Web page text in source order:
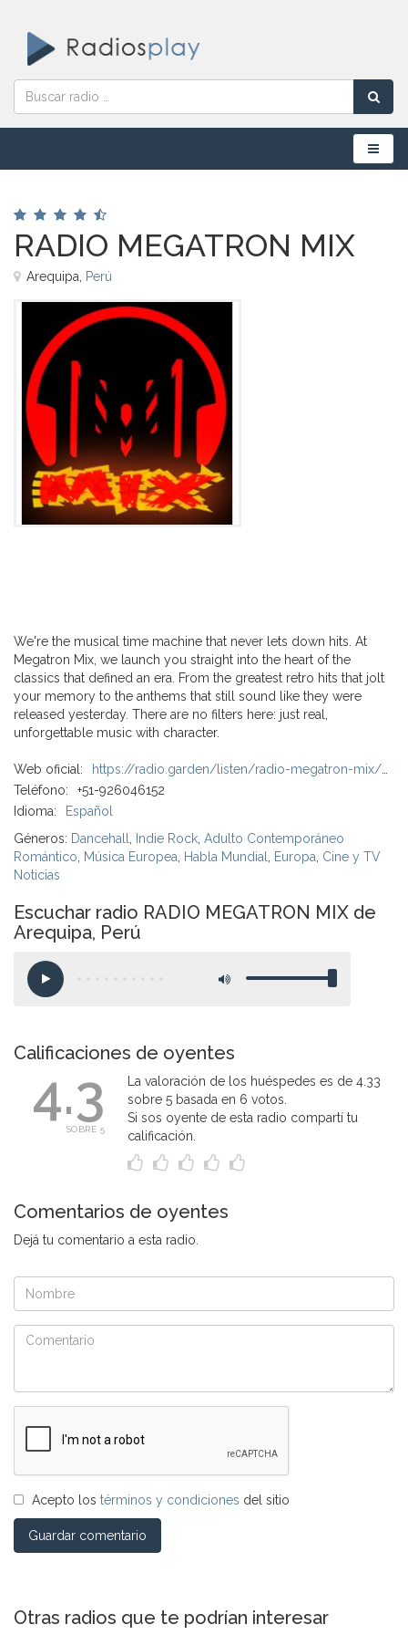
Menú
RADIO MEGATRON MIX
Arequipa, Perú
We're the musical time machine that never lets down hits. At
Megatron Mix, we launch you straight into the heart of the
classics that defined an era. From the greatest retro hits that jolt
your memory to the anthems that still sound like they were
released yesterday. There are no filters here: just real,
unforgettable music with character.
Web oficial:
https://radio.garden/listen/radio-megatron-mix/YWWPRgkS?hl=es
Teléfono:
+51-926046152
Idioma:
Español
Géneros: Dancehall Indie Rock Adulto Contemporáneo
Romántico Música Europea Habla Mundial Europa Cine y TV
Noticias
Escuchar radio RADIO MEGATRON MIX de
Arequipa, Perú
Calificaciones de oyentes
4.3
SOBRE 5
La valoración de los huéspedes es de 4.33
sobre 5 basada en 6 votos.
Si sos oyente de esta radio compartí tu
calificación.
Comentarios de oyentes
Dejá tu comentario a esta radio.
Acepto los términos y condiciones del sitio
Guardar comentario
Otras radios que te podrían interesar